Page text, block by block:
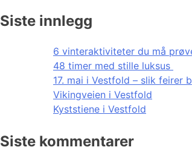
Siste innlegg
6 vinteraktiviteter du må
48 timer med stille luksus
17. mai i Vestfold – slik feirer
Vikingveien i Vestfold
Kyststiene i Vestfold
Siste kommentarer